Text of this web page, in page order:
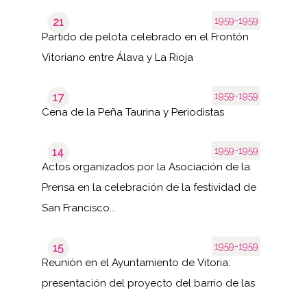
1959-1959
21
Partido de pelota celebrado en el Frontón
Vitoriano entre Álava y La Rioja
1959-1959
17
Cena de la Peña Taurina y Periodistas
1959-1959
14
Actos organizados por la Asociación de la
Prensa en la celebración de la festividad de
San Francisco...
1959-1959
15
Reunión en el Ayuntamiento de Vitoria:
presentación del proyecto del barrio de las